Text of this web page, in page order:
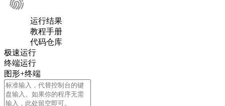
运行结果
教程手册
代码仓库
极速运行
终端运行
图形+终端